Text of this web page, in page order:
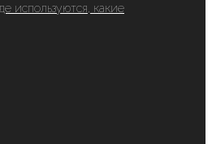
используются, какие